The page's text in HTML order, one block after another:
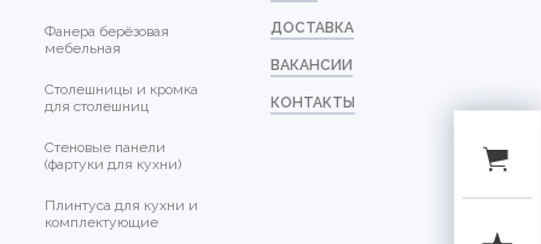
Фанера берёзовая
мебельная
Столешницы и кромка
для столешниц
Стеновые панели
(фартуки для кухни)
Плинтуса для кухни и
комплектующие
ДОСТАВКА
ВАКАНСИИ
КОНТАКТЫ